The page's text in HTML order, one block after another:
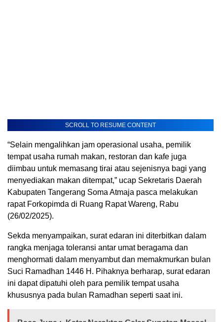
SCROLL TO RESUME CONTENT
“Selain mengalihkan jam operasional usaha, pemilik
tempat usaha rumah makan, restoran dan kafe juga
diimbau untuk memasang tirai atau sejenisnya bagi yang
menyediakan makan ditempat,” ucap Sekretaris Daerah
Kabupaten Tangerang Soma Atmaja pasca melakukan
rapat Forkopimda di Ruang Rapat Wareng, Rabu
(26/02/2025).
Sekda menyampaikan, surat edaran ini diterbitkan dalam
rangka menjaga toleransi antar umat beragama dan
menghormati dalam menyambut dan memakmurkan bulan
Suci Ramadhan 1446 H. Pihaknya berharap, surat edaran
ini dapat dipatuhi oleh para pemilik tempat usaha
khususnya pada bulan Ramadhan seperti saat ini.